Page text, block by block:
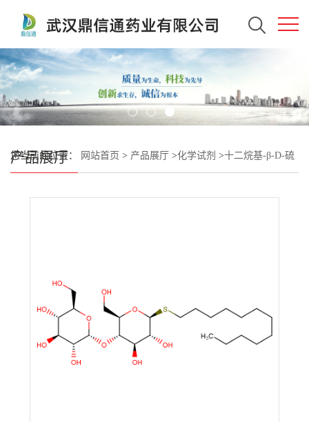
产品展厅
您当前的位置： 网站首页 > 产品展厅 >化学试剂 >十二烷基-β-D-硫